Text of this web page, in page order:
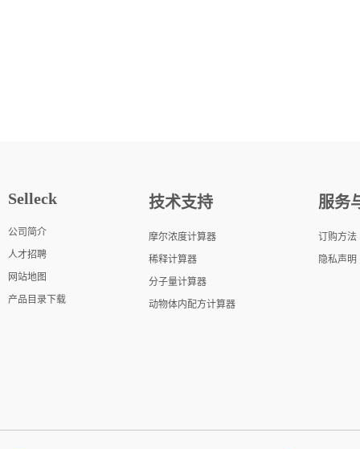
Selleck
公司简介
人才招聘
网站地图
产品目录下载
技术支持
摩尔浓度计算器
稀释计算器
分子量计算器
动物体内配方计算器
服务
订购方法
隐私声明